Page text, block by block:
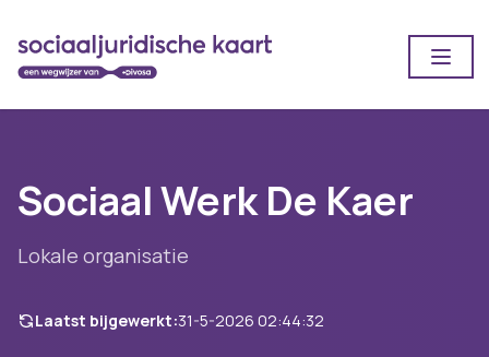
Sociaal Werk De Kaer
Lokale organisatie
Laatst bijgewerkt:31-5-2026 02:44:32